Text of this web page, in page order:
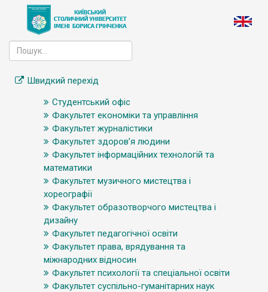
Швидкий перехід
Студентський офіс
Факультет економіки та управління
Факультет журналістики
Факультет здоров’я людини
Факультет інформаційних технологій та
математики
Факультет музичного мистецтва і
хореографії
Факультет образотворчого мистецтва і
дизайну
Факультет педагогічної освіти
Факультет права, врядування та
міжнародних відносин
Факультет психології та спеціальної освіти
Факультет суспільно-гуманітарних наук